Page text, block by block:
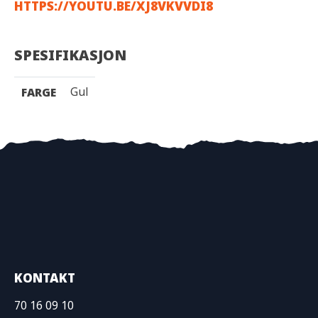
HTTPS://YOUTU.BE/XJ8VKVVDI8
SPESIFIKASJON
FARGE Gul
KONTAKT
70 16 09 10